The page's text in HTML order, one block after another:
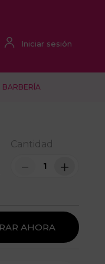
BARBERÍA
Cantidad
＋
－